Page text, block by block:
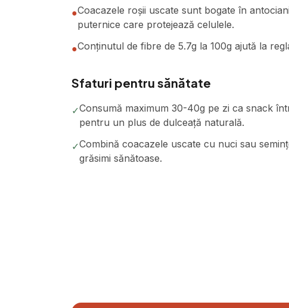
●Coacazele roșii uscate sunt bogate în
puternice care protejează celulele.
●Conținutul de fibre de 5.7g la 100g ajută la
Sfaturi pentru sănătate
✓Consumă maximum 30-40g pe zi ca snack
pentru un plus de dulceață naturală.
✓Combină coacazele uscate cu nuci sau
grăsimi sănătoase.